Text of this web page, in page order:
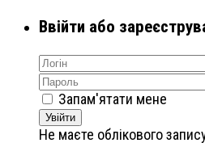
Ввійти або
Запам'ятати мене
Увійти
Не маєте облікового